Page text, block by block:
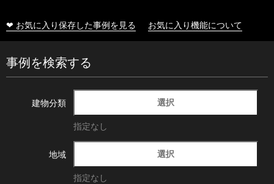
❤ お気に入り保存した事例を見る お気に入り機能について
事例を検索する
建物分類 選択
指定なし
地域 選択
指定なし